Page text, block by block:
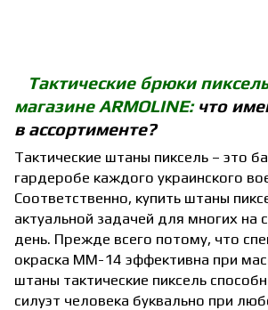
Тактические брюки
магазине ARMOLINE: что
в ассортименте?
Тактические штаны пиксель – это
гардеробе каждого украинского
Соответственно, купить штаны
актуальной задачей для многих на
день. Прежде всего потому, что
окраска ММ-14 эффективна при
штаны тактические пиксель
силуэт человека буквально при